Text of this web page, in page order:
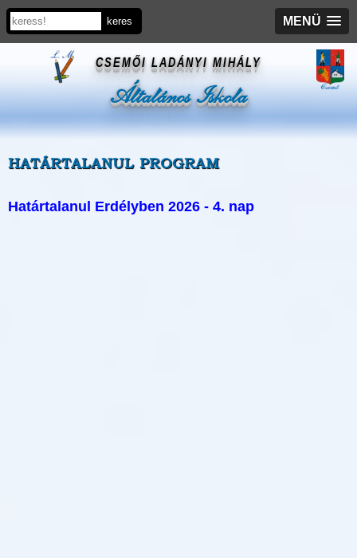
MENÜ
CSEMŐI LADÁNYI MIHÁLY
Általános Iskola
HATÁRTALANUL PROGRAM
Határtalanul Erdélyben 2026 - 4. nap